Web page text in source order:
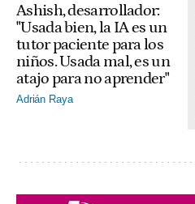
Ashish, desarrollador:
"Usada bien, la IA es un
tutor paciente para los
niños. Usada mal, es un
atajo para no aprender"
Adrián Raya